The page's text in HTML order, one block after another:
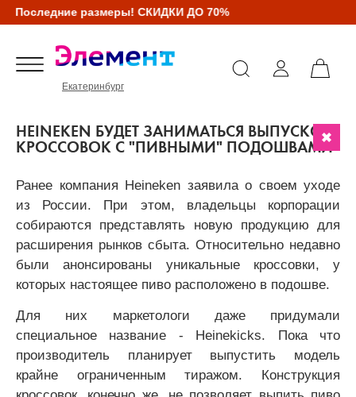
размеры! СКИДКИ ДО 70%
Екатеринбург
HEINEKEN БУДЕТ ЗАНИМАТЬСЯ ВЫПУСКОМ
КРОССОВОК С "ПИВНЫМИ" ПОДОШВАМИ
Ранее компания Heineken заявила о своем уходе
из России. При этом, владельцы корпорации
собираются представлять новую продукцию для
расширения рынков сбыта. Относительно недавно
были анонсированы уникальные кроссовки, у
которых настоящее пиво расположено в подошве.
Для них маркетологи даже придумали
специальное название - Heinekicks. Пока что
производитель планирует выпустить модель
крайне ограниченным тиражом. Конструкция